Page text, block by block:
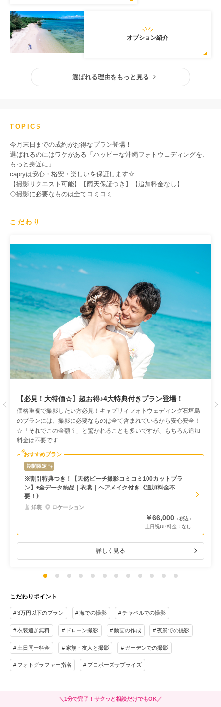
オプション紹介
選ばれる理由をもっと見る
TOPICS
今月末日までの成約がお得なプラン登場！
選ばれるのにはワケがある「ハッピーな沖縄フォトウェディングを、
もっと身近に」
capryは安心・格安・楽しいを保証します☆
【撮影リクエスト可能】【雨天保証つき】【追加料金なし】
◇撮影に必要なものは全てコミコミ
こだわり
Previous
【必見！大特価☆】超お得♪4大特典付きプラン登場！
価格重視で撮影したい方必見！キャプリィフォトウェディング石垣島
のプランには、撮影に必要なものは全て含まれているから安心安全！
☆「それでこの金額？」と驚かれることも多いですが、もちろん追加
料金は不要です
おすすめプラン
期間限定
※割引特典つき！【天然ビーチ撮影コミコミ100カットプラ
ン】◉全データ納品｜衣裳｜ヘアメイク付き《追加料金不
要！》
洋装 ロケーション
￥66,000 （税込）
土日祝UP料金： なし
詳しく見る
こだわりポイント
3万円以下のプラン 海での撮影 チャペルでの撮影
衣装追加無料 ドローン撮影 動画の作成 夜景での撮影
土日同一料金 家族・友人と撮影 ガーデンでの撮影
フォトグラファー指名 プロポーズサプライズ
＼1分で完了！サクッと相談だけでもOK／